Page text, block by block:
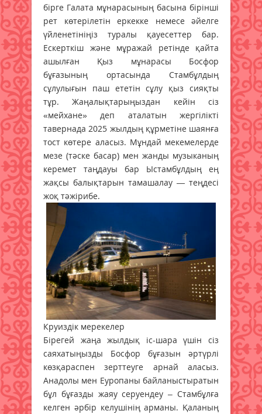
бірге Галата мұнарасының басына бірінші
рет көтерілетін еркекке немесе әйелге
үйленетініңіз туралы қауесеттер бар.
Ескерткіш және мұражай ретінде қайта
ашылған Қыз мұнарасы Босфор
бұғазының ортасында Стамбұлдың
сұлулығын паш ететін сұлу қыз сияқты
тұр. Жаңалықтарыңыздан кейін сіз
«мейхане» деп аталатын жергілікті
тавернада 2025 жылдың құрметіне шаянға
тост көтере аласыз. Мұндай мекемелерде
мезе (тәске басар) мен жанды музыканың
керемет таңдауы бар Ыстамбұлдың ең
жақсы балықтарын тамашалау — теңдесі
жоқ тәжірибе.
Круиздік мерекелер
Бірегей жаңа жылдық іс-шара үшін сіз
саяхатыңызды Босфор бұғазын әртүрлі
көзқараспен зерттеуге арнай аласыз.
Анадолы мен Еуропаны байланыстыратын
бұл бұғазды жаяу серуендеу – Стамбұлға
келген әрбір келушінің арманы. Қаланың